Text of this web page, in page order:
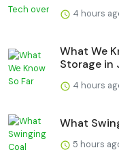
4 hours
What We
Storage in
4 hours
What
5 hours